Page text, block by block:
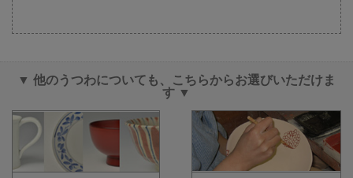
▼ 他のうつわについても、こちらからお選びいただけま
す ▼